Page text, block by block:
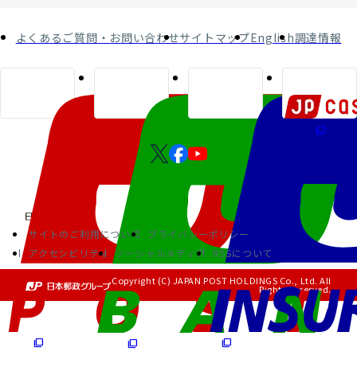
よくあるご質問・お問い合わせサイトマップEnglish調達情報
サイトのご利用について
プライバシーポリシー
アクセシビリティ
ソーシャルメディア RSSについて
Copyright (C) JAPAN POST HOLDINGS Co., Ltd. All
Rights Reserved.